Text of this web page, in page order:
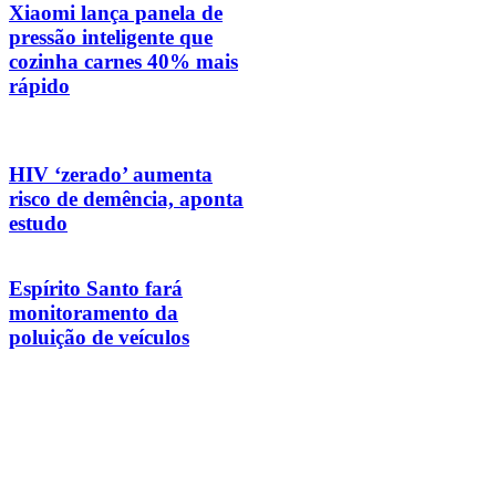
Xiaomi lança panela de
pressão inteligente que
cozinha carnes 40% mais
rápido
HIV ‘zerado’ aumenta
risco de demência, aponta
estudo
Espírito Santo fará
monitoramento da
poluição de veículos